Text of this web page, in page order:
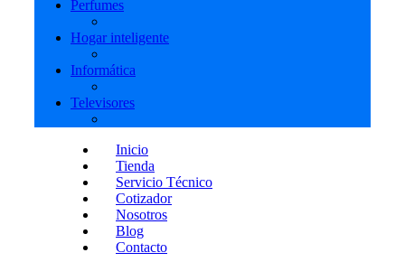
Perfumes
Hogar inteligente
Informática
Televisores
Inicio
Tienda
Servicio Técnico
Cotizador
Nosotros
Blog
Contacto